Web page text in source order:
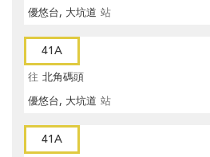
優悠台, 大坑道 站
41A
往 北角碼頭
優悠台, 大坑道 站
41A